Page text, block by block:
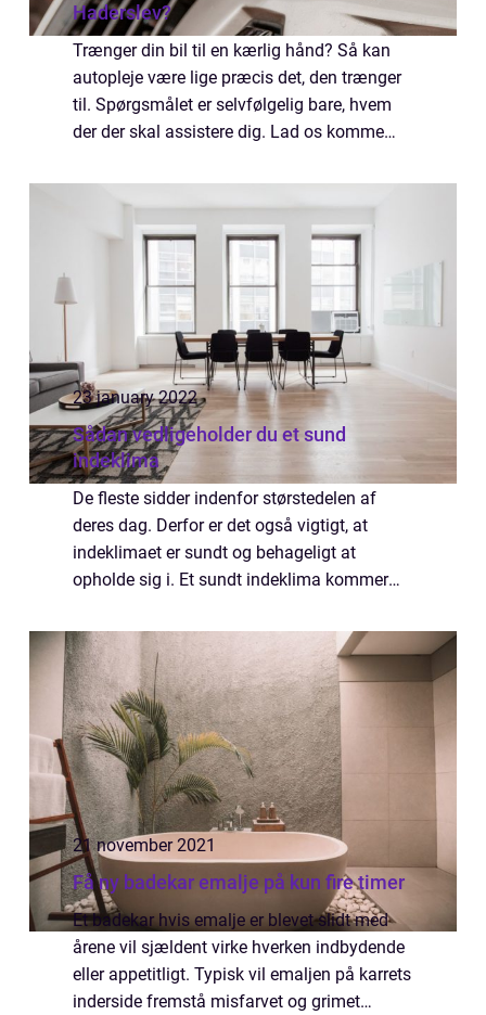
Haderslev?
Trænger din bil til en kærlig hånd? Så kan
autopleje være lige præcis det, den trænger
til. Spørgsmålet er selvfølgelig bare, hvem
der der skal assistere dig. Lad os komme
23 january 2022
Sådan vedligeholder du et sund
indeklima
De fleste sidder indenfor størstedelen af
deres dag. Derfor er det også vigtigt, at
indeklimaet er sundt og behageligt at
opholde sig i. Et sundt indeklima kommer
indsats. Hvis dit hjem, kontor eller arb...
21 november 2021
Få ny badekar emalje på kun fire timer
Et badekar hvis emalje er blevet slidt med
årene vil sjældent virke hverken indbydende
eller appetitligt. Typisk vil emaljen på karrets
inderside fremstå misfarvet og grimet